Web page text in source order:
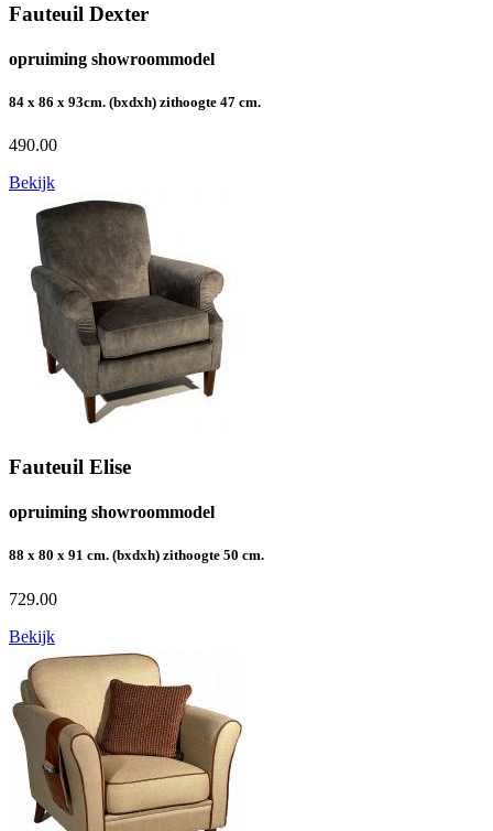
Fauteuil Dexter
opruiming showroommodel
84 x 86 x 93cm. (bxdxh) zithoogte 47 cm.
490.00
Bekijk
Fauteuil Elise
opruiming showroommodel
88 x 80 x 91 cm. (bxdxh) zithoogte 50 cm.
729.00
Bekijk